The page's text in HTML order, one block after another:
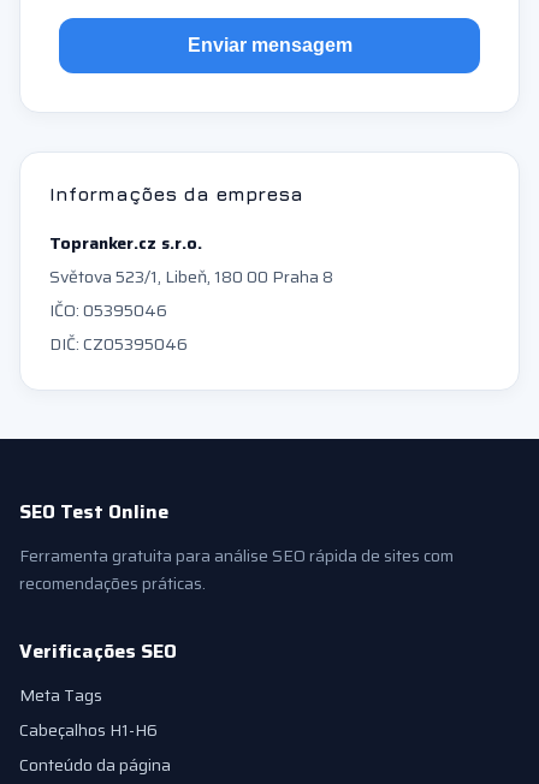
Enviar mensagem
Informações da empresa
Topranker.cz s.r.o.
Světova 523/1, Libeň, 180 00 Praha 8
IČO: 05395046
DIČ: CZ05395046
SEO Test Online
Ferramenta gratuita para análise SEO rápida de sites com
recomendações práticas.
Verificações SEO
Meta Tags
Cabeçalhos H1-H6
Conteúdo da página